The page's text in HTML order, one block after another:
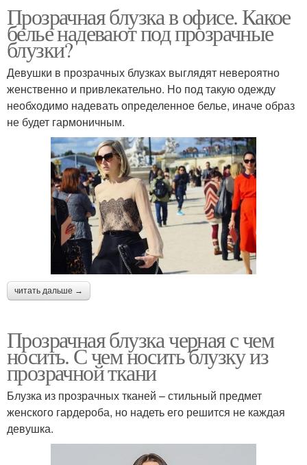
Прозрачная блузка в офисе. Какое
белье надевают под прозрачные
блузки?
Девушки в прозрачных блузках выглядят невероятно
женственно и привлекательно. Но под такую одежду
необходимо надевать определенное белье, иначе образ
не будет гармоничным.
читать дальше →
Прозрачная блузка черная с чем
носить. С чем носить блузку из
прозрачной ткани
Блузка из прозрачных тканей – стильный предмет
женского гардероба, но надеть его решится не каждая
девушка.